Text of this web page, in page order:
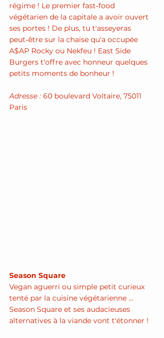
régime ! Le premier fast‑food
végétarien de la capitale a avoir ouvert
ses portes ! De plus, tu t'asseyeras
peut‑être sur la chaise qu'a occupée
A$AP Rocky ou Nekfeu ! East Side
Burgers t'offre avec honneur quelques
petits moments de bonheur !
Adresse : 60 boulevard Voltaire, 75011
Paris
Season Square
Vegan aguerri ou simple petit curieux
tenté par la cuisine végétarienne ...
Season Square et ses audacieuses
alternatives à la viande vont t'étonner !